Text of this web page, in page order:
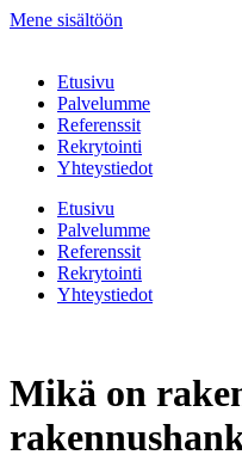
Mene sisältöön
Etusivu
Palvelumme
Referenssit
Rekrytointi
Yhteystiedot
Etusivu
Palvelumme
Referenssit
Rekrytointi
Yhteystiedot
Mikä on